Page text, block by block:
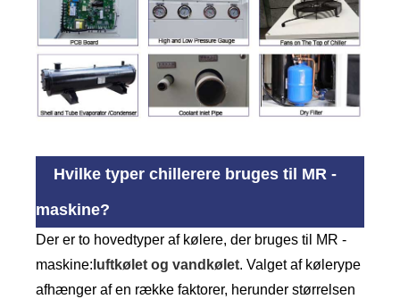
Hvilke typer chillerere bruges til MR -
maskine?
Der er to hovedtyper af kølere, der bruges til MR -
maskine: luftkølet og vandkølet. Valget af kølerype
afhænger af en række faktorer, herunder størrelsen